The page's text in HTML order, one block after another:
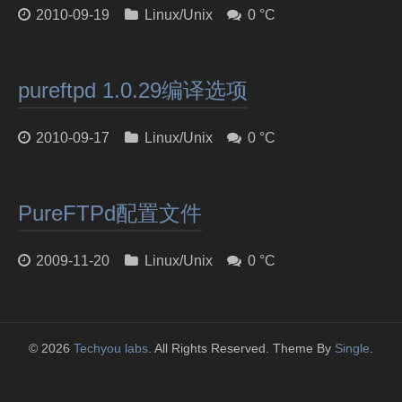
2010-09-19 Linux/Unix 0 °C
pureftpd 1.0.29编译选项
2010-09-17 Linux/Unix 0 °C
PureFTPd配置文件
2009-11-20 Linux/Unix 0 °C
© 2026 Techyou labs . All Rights Reserved. Theme By Single